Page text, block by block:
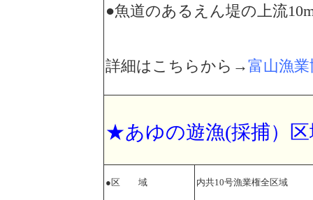
●魚道のあるえん堤の上流
詳細はこちらから→富山漁業
★あゆの遊漁(採捕）
●区 域 内共10号漁業権全区域